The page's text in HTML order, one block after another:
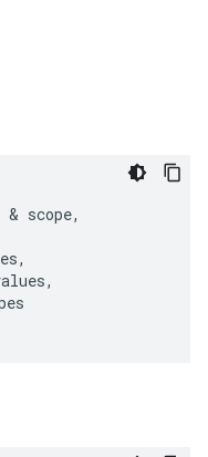
& scope,
,
,